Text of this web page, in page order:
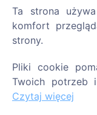
Ta strona
komfort
strony.
Pliki cookie
Twoich potrzeb
Czytaj więcej